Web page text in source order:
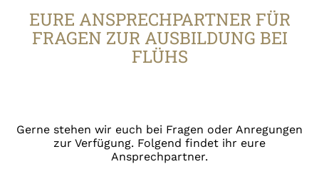
Virtueller Berufsfelderkundung bei Flühs
mit dem Bergstadt-Gymnasium
EURE ANSPRECHPARTNER FÜR
FRAGEN ZUR AUSBILDUNG BEI
FLÜHS
Gerne stehen wir euch bei Fragen oder Anregungen
zur Verfügung. Folgend findet ihr eure
Ansprechpartner.